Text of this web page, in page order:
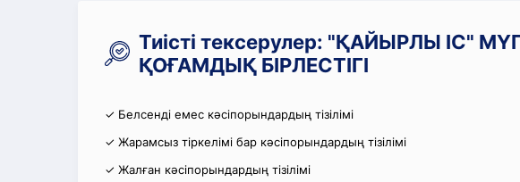
Тиісті тексерулер: "ҚАЙЫРЛЫ ІС"
ҚОҒАМДЫҚ БІРЛЕСТІГІ
✓ Белсенді емес кәсіпорындардың тізілімі
✓ Жарамсыз тіркелімі бар кәсіпорындардың тізілімі
✓ Жалған кәсіпорындардың тізілімі